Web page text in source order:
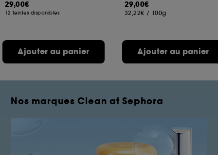
29,00€
12 teintes disponibles
Ajouter au panier
29,00€
32,22€ / 100g
Ajouter au panier
Nos marques Clean at Sephora